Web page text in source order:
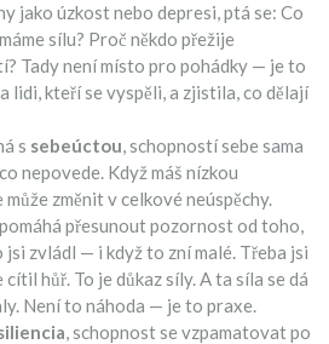
jako úzkost nebo depresi, ptá se: Co
sílu? Proč někdo přežije
Tady není místo pro pohádky — je to
lidi, kteří se vyspěli, a zjistila, co dělají
s sebeúctou,schopností sebe sama
nepovede. Když máš nízkou
změnit v celkové neúspěchy.
přesunout pozornost od toho,
jsi zvládl — i když to zní malé. Třeba jsi
hůř. To je důkaz síly. A ta síla se dá
Není to náhoda — je to praxe.
,schopnost se vzpamatovat po